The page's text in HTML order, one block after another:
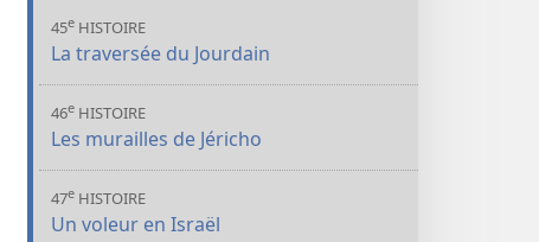
45e HISTOIRE
La traversée du Jourdain
46e HISTOIRE
Les murailles de Jéricho
47e HISTOIRE
Un voleur en Israël